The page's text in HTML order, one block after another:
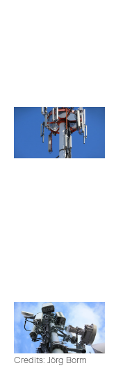
Credits: Jörg Borm